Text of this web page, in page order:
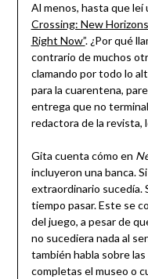
Al menos, hasta que
Crossing: New
Right Now”. ¿Por qué
contrario de muchos
clamando por todo lo
para la cuarentena,
entrega que no
redactora de la revista,
Gita cuenta cómo en
incluyeron una banca.
extraordinario sucedía.
tiempo pasar. Este se
del juego, a pesar de
no sucediera nada al
también habla sobre
completas el museo o